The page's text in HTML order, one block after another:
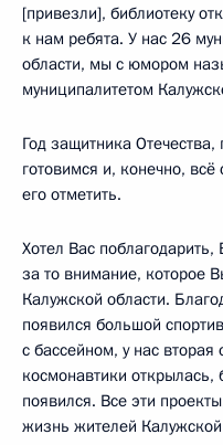
[привезли], библиотеку
к нам ребята. У нас 26
области, мы с юмором
муниципалитетом
Год защитника
готовимся и, конечно,
его отметить.
Хотел Вас
за то внимание, которое
Калужской области.
появился большой
с бассейном, у нас вторая
космонавтики
появился. Все эти
жизнь жителей Калужской